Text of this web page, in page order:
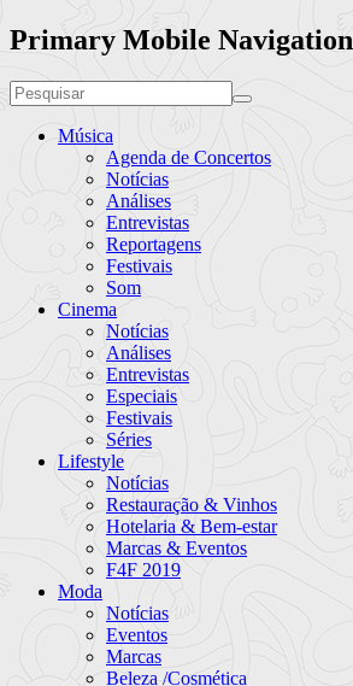
Primary Mobile Navigation
Música
Agenda de Concertos
Notícias
Análises
Entrevistas
Reportagens
Festivais
Som
Cinema
Notícias
Análises
Entrevistas
Especiais
Festivais
Séries
Lifestyle
Notícias
Restauração & Vinhos
Hotelaria & Bem-estar
Marcas & Eventos
F4F 2019
Moda
Notícias
Eventos
Marcas
Beleza /Cosmética